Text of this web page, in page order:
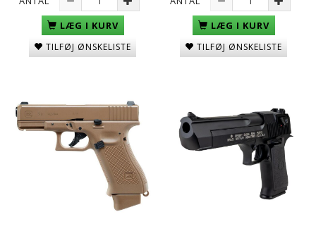
LÆG I KURV
TILFØJ ØNSKELISTE
LÆG I KURV
TILFØJ ØNSKELISTE